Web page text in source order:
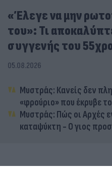
«Έλεγε να μην
του»: Τι
συγγενής του
05.08.2026
Μυστράς: Κανείς δεν
«φρούριο» που έκρυβε
Μυστράς: Πώς οι Αρχές
καταψύκτη - Ο γιος